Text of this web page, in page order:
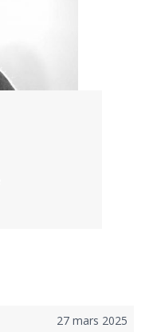
27 mars 2025